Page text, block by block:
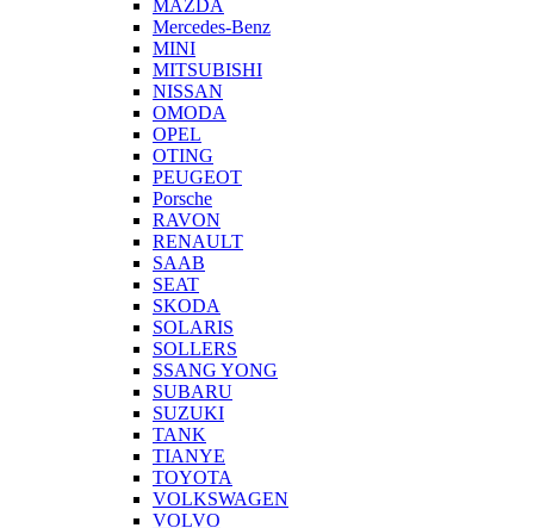
MAZDA
Mercedes-Benz
MINI
MITSUBISHI
NISSAN
OMODA
OPEL
OTING
PEUGEOT
Porsche
RAVON
RENAULT
SAAB
SEAT
SKODA
SOLARIS
SOLLERS
SSANG YONG
SUBARU
SUZUKI
TANK
TIANYE
TOYOTA
VOLKSWAGEN
VOLVO